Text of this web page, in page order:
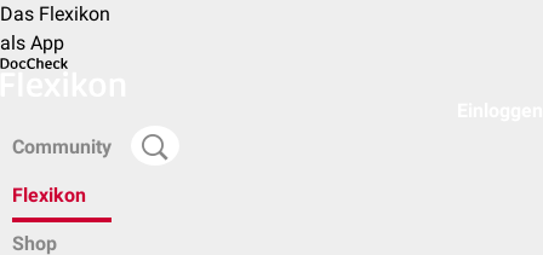
Das Flexikon
als App
Community
Flexikon
Shop